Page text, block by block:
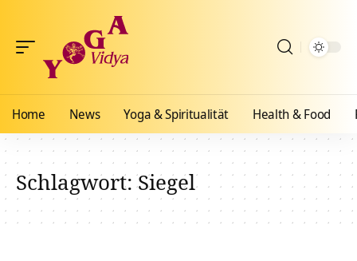
Home News Yoga & Spiritualität Health & Food
Schlagwort:Siegel